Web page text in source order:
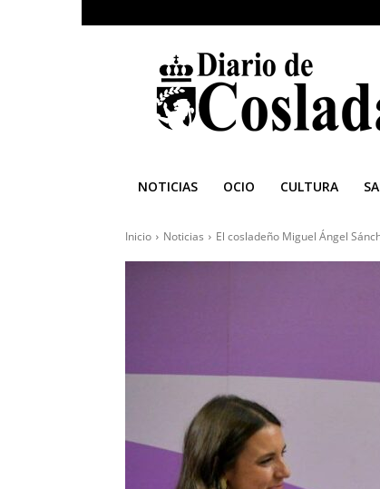
Diario
de
Coslada
NOTICIAS OCIO CULTURA
Inicio Noticias El cosladeño Miguel Ángel